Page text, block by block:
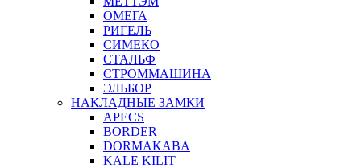
ОМЕГА
РИГЕЛЬ
СИМЕКО
СТАЛЬФ
СТРОММАШИНА
ЭЛЬБОР
НАКЛАДНЫЕ ЗАМКИ
APECS
BORDER
DORMAKABA
KALE KILIT